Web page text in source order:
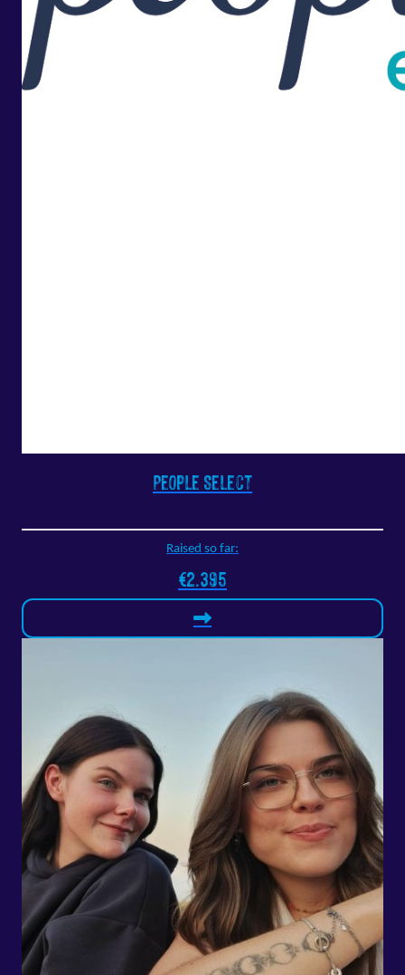
People Select
Raised so far:
€2.395